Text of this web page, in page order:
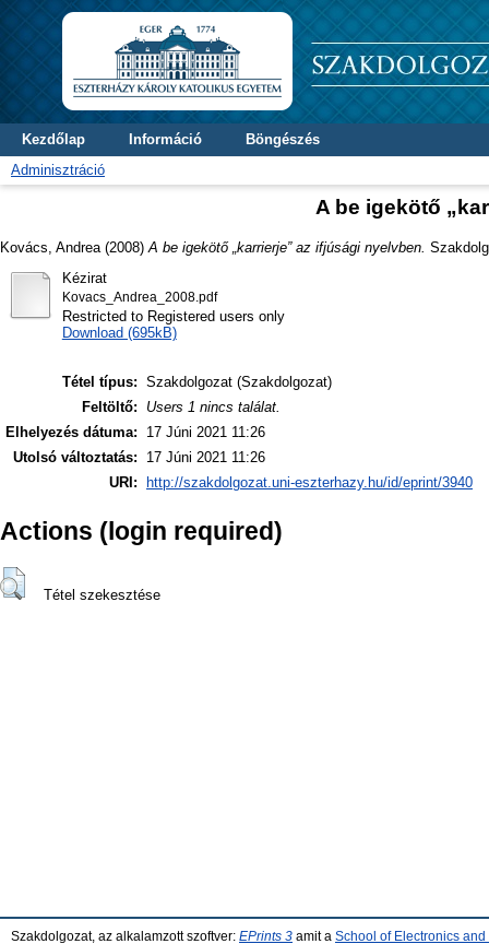
Kezdőlap Információ
Böngészés
Adminisztráció
A be igekötő
Kovács, Andrea (2008) A be igekötő „karrierje” az ifjúsági nyelvben.
Kézirat
Kovacs_Andrea_2008.pdf
Restricted to Registered users only
Download (695kB)
Tétel típus: Szakdolgozat (Szakdolgozat)
Feltöltő:
Users 1 nincs találat.
Elhelyezés dátuma:
17 Júni 2021 11:26
Utolsó változtatás:
17 Júni 2021 11:26
URI:
http://szakdolgozat.uni-eszterhazy.hu/id/eprint/3940
Actions (login required)
Tétel szekesztése
Szakdolgozat, az alkalamzott szoftver: EPrints 3 amit a School of Electronics